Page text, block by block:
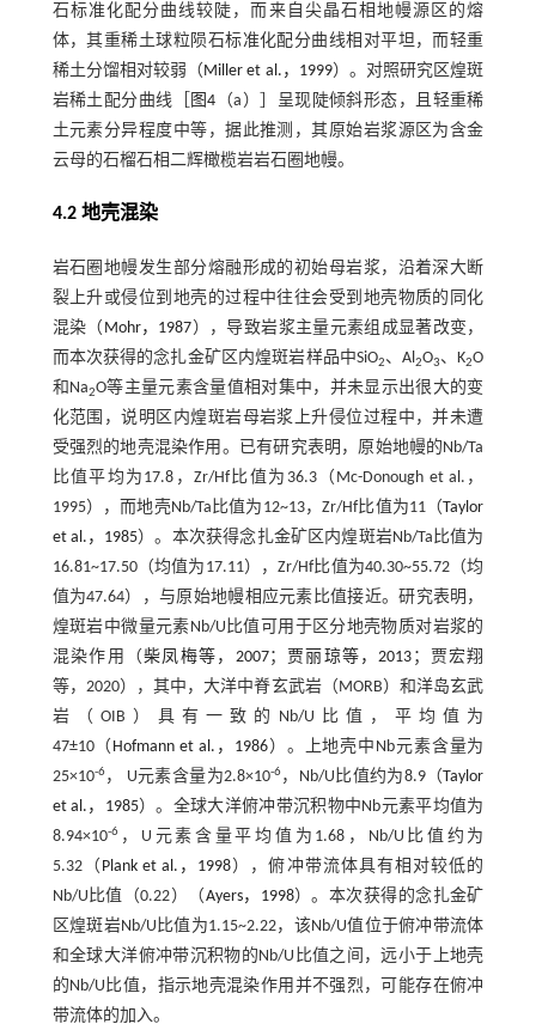
石标准化配分曲线较陡，而来自尖晶石相地幔源区的熔
体，其重稀土球粒陨石标准化配分曲线相对平坦，而轻重
稀土分馏相对较弱（Miller et al.，1999）。对照研究区煌斑
岩稀土配分曲线［
图4 （a）］呈现陡倾斜形态，且轻重稀
土元素分异程度中等，据此推测，其原始岩浆源区为含金
云母的石榴石相二辉橄榄岩岩石圈地幔。
4.2 地壳混染
岩石圈地幔发生部分熔融形成的初始母岩浆，沿着深大断
裂上升或侵位到地壳的过程中往往会受到地壳物质的同化
混染（ Mohr，1987），导致岩浆主量元素组成显著改变，
而本次获得的念扎金矿区内煌斑岩样品中SiO2、Al2O3、K2O
和Na2O等主量元素含量值相对集中，并未显示出很大的变
化范围，说明区内煌斑岩母岩浆上升侵位过程中，并未遭
受强烈的地壳混染作用。已有研究表明，原始地幔的Nb/Ta
比值平均为17.8，Zr/Hf比值为36.3（Mc-Donough et al.，
1995），而地壳Nb/Ta比值为12~13，Zr/Hf比值为11（Taylor
et al.，1985）。本次获得念扎金矿区内煌斑岩Nb/Ta比值为
16.81~17.50（均值为17.11），Zr/Hf比值为40.30~55.72（均
值为47.64），与原始地幔相应元素比值接近。研究表明，
煌斑岩中微量元素Nb/U比值可用于区分地壳物质对岩浆的
混染作用（柴凤梅等，2007； 贾丽琼等，2013 ；贾宏翔
等，2020），其中，大洋中脊玄武岩（MORB）和洋岛玄武
岩（OIB）具有一致的Nb/U比值，平均值为
47±10（ Hofmann et al.，1986）。上地壳中Nb元素含量为
25×10-6， U元素含量为2.8×10-6，Nb/U比值约为8.9（Taylor
et al.，1985）。全球大洋俯冲带沉积物中Nb元素平均值为
8.94×10-6，U元素含量平均值为1.68，Nb/U比值约为
5.32（ Plank et al.，1998），俯冲带流体具有相对较低的
Nb/U比值（0.22）（Ayers，1998）。本次获得的念扎金矿
区煌斑岩Nb/U比值为1.15~2.22，该Nb/U值位于俯冲带流体
和全球大洋俯冲带沉积物的Nb/U比值之间，远小于上地壳
的Nb/U比值，指示地壳混染作用并不强烈，可能存在俯冲
带流体的加入。